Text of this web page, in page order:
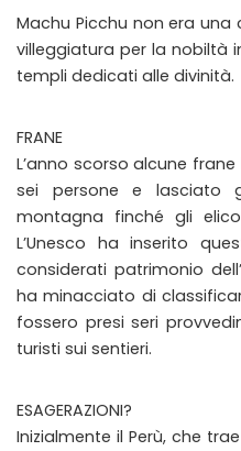
Machu Picchu non era
villeggiatura per la nobiltà
templi dedicati alle divinità.
FRANE
L’anno scorso alcune
sei persone e lasciato
montagna finché gli
L’Unesco ha inserito
considerati patrimonio
ha minacciato di
fossero presi seri
turisti sui sentieri.
ESAGERAZIONI?
Inizialmente il Perù, che